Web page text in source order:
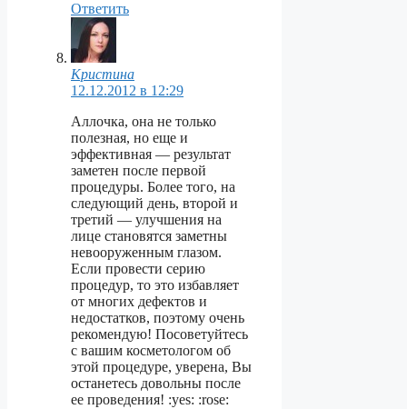
Ответить
Кристина
12.12.2012 в 12:29
Аллочка, она не только
полезная, но еще и
эффективная — результат
заметен после первой
процедуры. Более того, на
следующий день, второй и
третий — улучшения на
лице становятся заметны
невооруженным глазом.
Если провести серию
процедур, то это избавляет
от многих дефектов и
недостатков, поэтому очень
рекомендую! Посоветуйтесь
с вашим косметологом об
этой процедуре, уверена, Вы
останетесь довольны после
ее проведения! :yes: :rose: